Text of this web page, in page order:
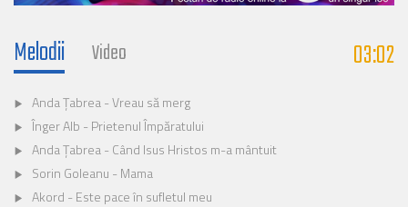
Melodii Video 03:02
Anda Țabrea - Vreau să merg
Înger Alb - Prietenul Împăratului
Anda Țabrea - Când Isus Hristos m-a mântuit
Sorin Goleanu - Mama
Akord - Este pace în sufletul meu